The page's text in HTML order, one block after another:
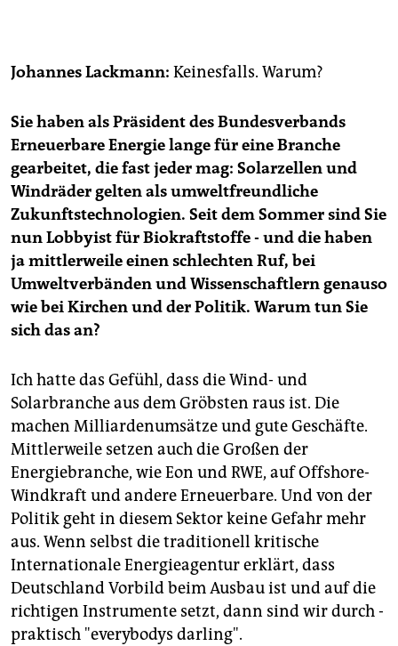
Johannes Lackmann: Keinesfalls. Warum?
Sie haben als Präsident des Bundesverbands
Erneuerbare Energie lange für eine Branche
gearbeitet, die fast jeder mag: Solarzellen und
Windräder gelten als umweltfreundliche
Zukunftstechnologien. Seit dem Sommer sind Sie
nun Lobbyist für Biokraftstoffe - und die haben
ja mittlerweile einen schlechten Ruf, bei
Umweltverbänden und Wissenschaftlern genauso
wie bei Kirchen und der Politik. Warum tun Sie
sich das an?
Ich hatte das Gefühl, dass die Wind- und
Solarbranche aus dem Gröbsten raus ist. Die
machen Milliardenumsätze und gute Geschäfte.
Mittlerweile setzen auch die Großen der
Energiebranche, wie Eon und RWE, auf Offshore-
Windkraft und andere Erneuerbare. Und von der
Politik geht in diesem Sektor keine Gefahr mehr
aus. Wenn selbst die traditionell kritische
Internationale Energieagentur erklärt, dass
Deutschland Vorbild beim Ausbau ist und auf die
richtigen Instrumente setzt, dann sind wir durch -
praktisch "everybodys darling".